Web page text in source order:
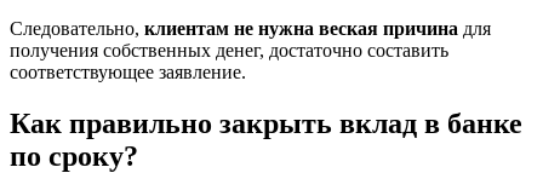
Следовательно, клиентам не нужна веская причина для
получения собственных денег, достаточно составить
соответствующее заявление.
Как правильно закрыть вклад в банке
по сроку?